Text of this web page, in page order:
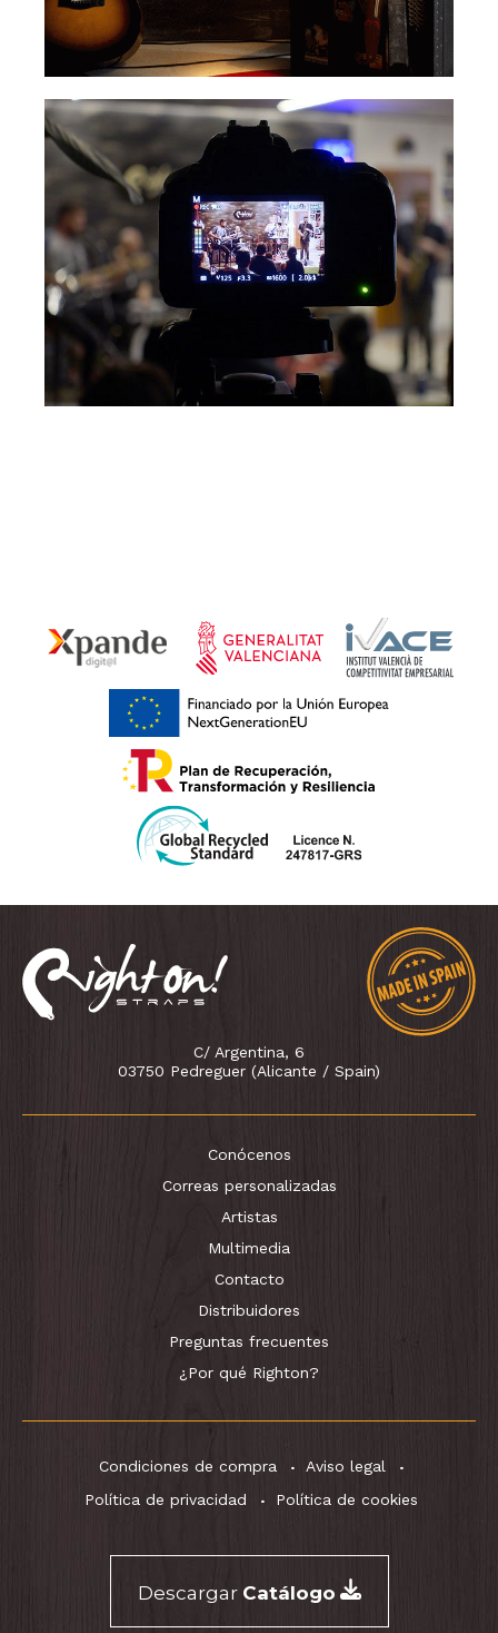
C/ Argentina, 6
03750 Pedreguer (Alicante / Spain)
Conócenos
Correas personalizadas
Artistas
Multimedia
Contacto
Distribuidores
Preguntas frecuentes
¿Por qué Righton?
Condiciones de compra
Aviso legal
Política de privacidad
Política de cookies
Descargar Catálogo